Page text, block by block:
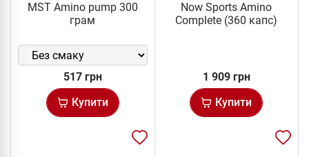
MST Amino pump 300
грам
517 грн
Купити
Now Sports Amino
Complete (360 капс)
1 909 грн
Купити